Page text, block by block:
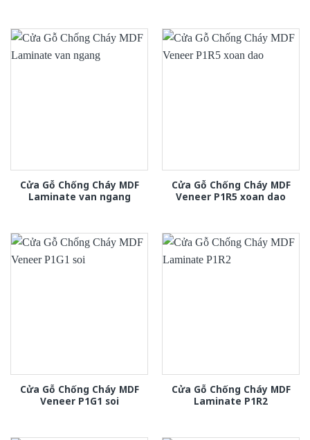
Cửa Gỗ Chống Cháy MDF
Laminate van ngang
Cửa Gỗ Chống Cháy MDF
Veneer P1R5 xoan dao
Cửa Gỗ Chống Cháy MDF
Veneer P1G1 soi
Cửa Gỗ Chống Cháy MDF
Laminate P1R2